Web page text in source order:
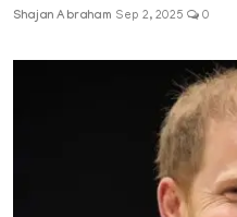
Shajan Abraham Sep 2, 2025 0